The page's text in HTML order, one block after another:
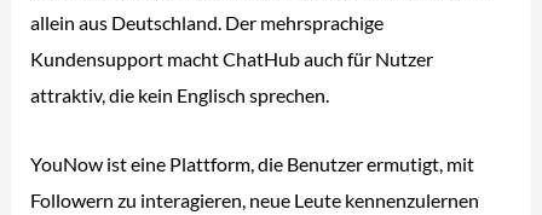
allein aus Deutschland. Der mehrsprachige
Kundensupport macht ChatHub auch für Nutzer
attraktiv, die kein Englisch sprechen.
YouNow ist eine Plattform, die Benutzer ermutigt, mit
Followern zu interagieren, neue Leute kennenzulernen